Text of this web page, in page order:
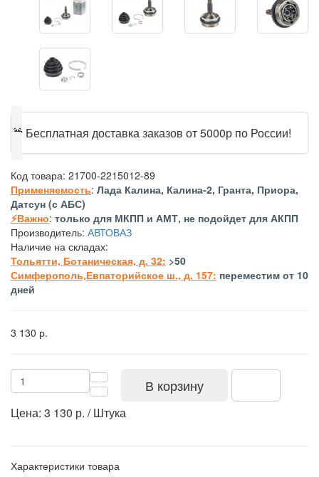
🎁 Бесплатная доставка заказов от 5000р по России!
Код товара: 21700-2215012-89
Применяемость: Лада Калина, Калина-2, Гранта, Приора,
Датсун (с АБС)
⚡Важно: только для МКПП и АМТ, не подойдет для АКПП
Производитель: АВТОВАЗ
Наличие на складах:
Тольятти, Ботаническая, д. 32: >50
Симферополь,Евпаторийское ш., д. 157: переместим от 10
дней
3 130 р.
В корзину
Цена: 3 130 р. / Штука
Характеристики товара